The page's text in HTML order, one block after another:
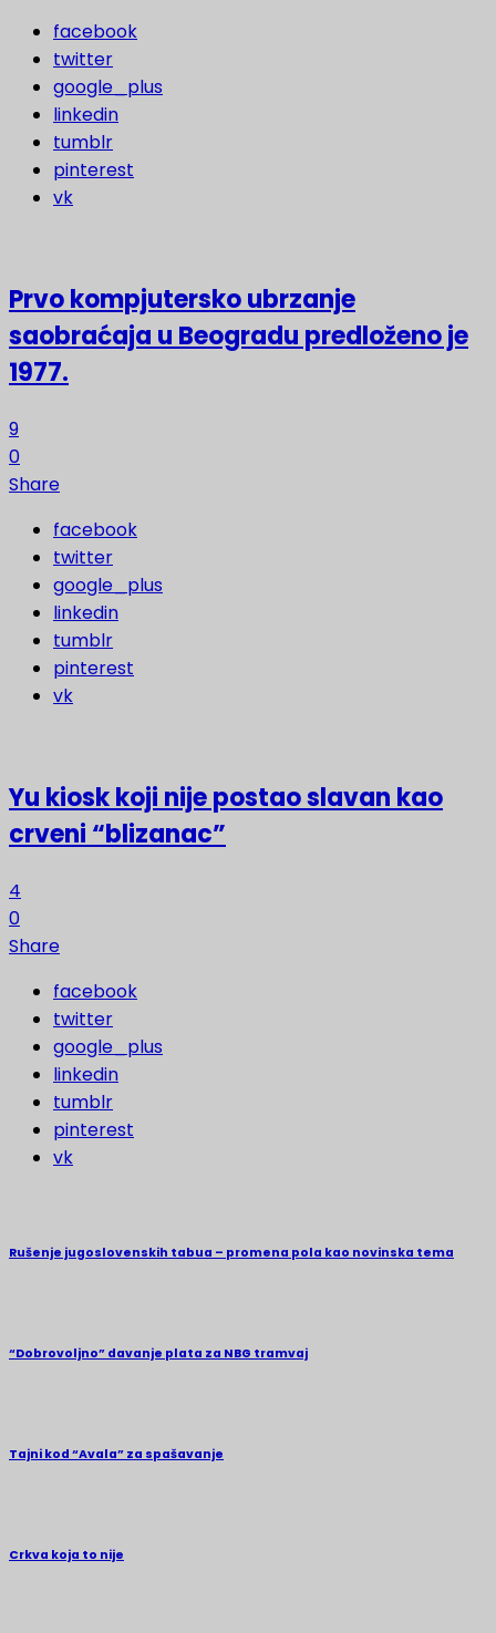
facebook
twitter
google_plus
linkedin
tumblr
pinterest
vk
Prvo kompjutersko ubrzanje
saobraćaja u Beogradu predloženo je
1977.
9
0
Share
facebook
twitter
google_plus
linkedin
tumblr
pinterest
vk
Yu kiosk koji nije postao slavan kao
crveni “blizanac”
4
0
Share
facebook
twitter
google_plus
linkedin
tumblr
pinterest
vk
Rušenje jugoslovenskih tabua – promena pola kao novinska tema
“Dobrovoljno” davanje plata za NBG tramvaj
Tajni kod “Avala” za spašavanje
Crkva koja to nije